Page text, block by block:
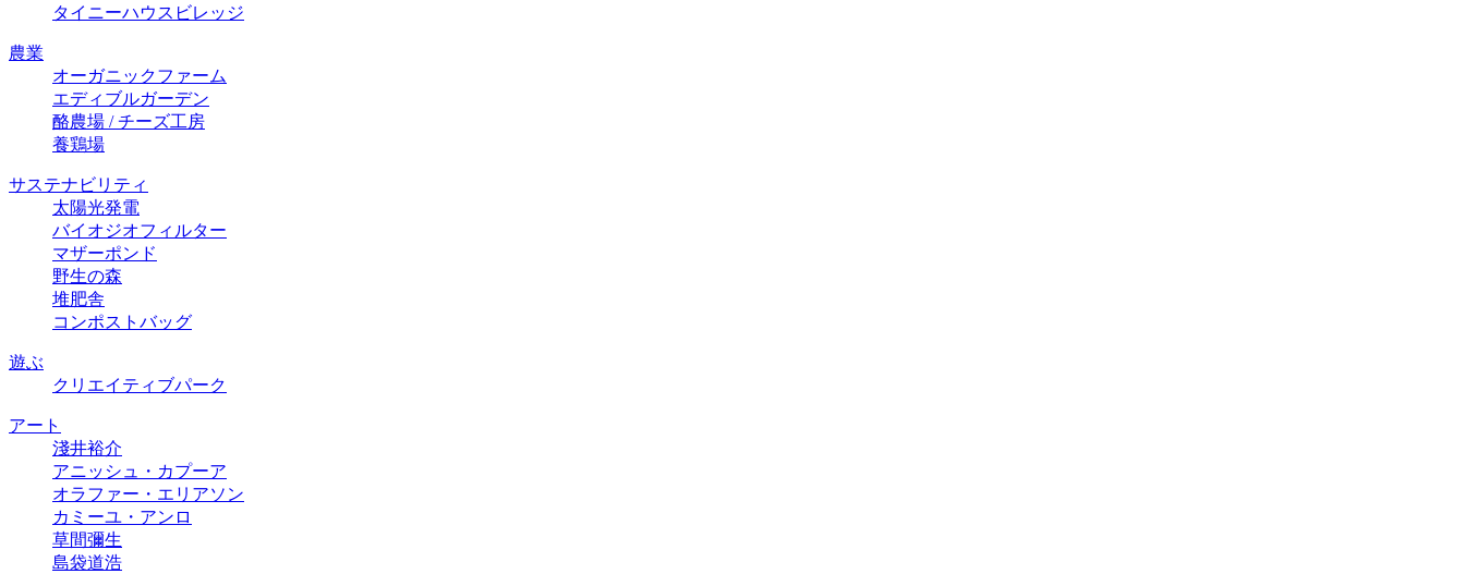
タイニーハウスビレッジ
農業
オーガニックファーム
エディブルガーデン
酪農場 / チーズ⼯房
養鶏場
サステナビリティ
太陽光発電
バイオジオフィルター
マザーポンド
野生の森
堆肥舎
コンポストバッグ
遊ぶ
クリエイティブパーク
アート
淺井裕介
アニッシュ・カプーア
オラファー・エリアソン
カミーユ・アンロ
草間彌生
島袋道浩